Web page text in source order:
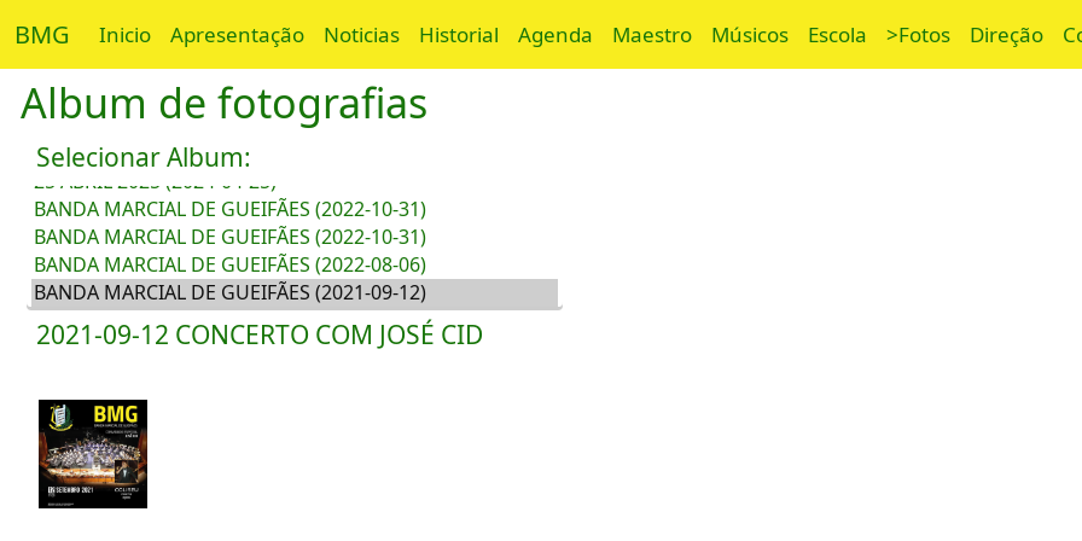
BMG Inicio Apresentação Noticias Historial Agenda Maestro Músicos Escola >Fotos Direção
Album de fotografias
Selecionar Album:
2021-09-12 CONCERTO COM JOSÉ CID